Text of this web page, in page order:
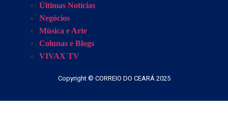
Últimas Notícias
Negócios
Música e Arte
Colunas e Blogs
VIVAX TV
Copyright © CORREIO DO CEARÁ 2025